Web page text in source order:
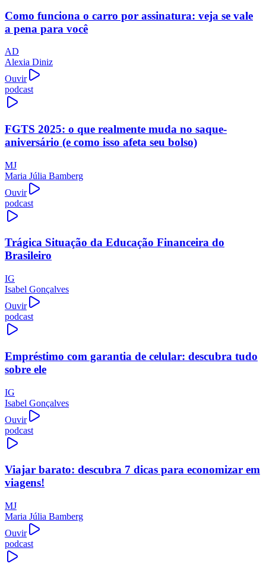
Como funciona o carro por assinatura: veja se vale
a pena para você
AD
Alexia Diniz
Ouvir
podcast
FGTS 2025: o que realmente muda no saque-
aniversário (e como isso afeta seu bolso)
MJ
Maria Júlia Bamberg
Ouvir
podcast
Trágica Situação da Educação Financeira do
Brasileiro
IG
Isabel Gonçalves
Ouvir
podcast
Empréstimo com garantia de celular: descubra tudo
sobre ele
IG
Isabel Gonçalves
Ouvir
podcast
Viajar barato: descubra 7 dicas para economizar em
viagens!
MJ
Maria Júlia Bamberg
Ouvir
podcast